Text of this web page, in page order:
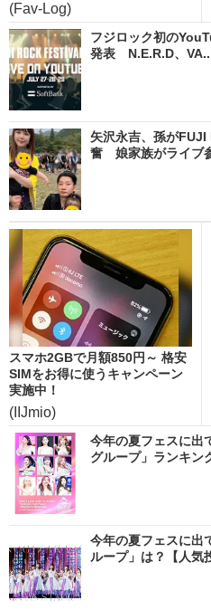
(Fav-Log)
フジロック初の
発表 N.E.R.D、
矢沢永吉、孫がFUJI
奮 娘家族がライブ
スマホ2GBで月額850円～ 格安
SIMをお得に使うキャンペーン
実施中！
(IIJmio)
今年の夏フェスに出
グループ」ランキン
今年の夏フェスに出
ループ」は？【人気